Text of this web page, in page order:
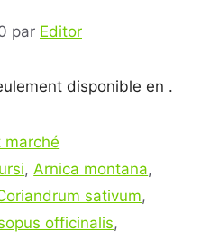
par Editor
disponible en .
marché
, Arnica montana,
sativum,
officinalis,